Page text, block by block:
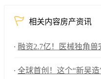
相关内容房产资讯
融资2.7亿！医械独角兽
全球首创！这个“新吴造